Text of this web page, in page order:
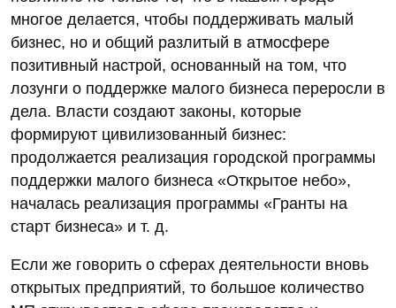
многое делается, чтобы поддерживать малый
бизнес, но и общий разлитый в атмосфере
позитивный настрой, основанный на том, что
лозунги о поддержке малого бизнеса переросли в
дела. Власти создают законы, которые
формируют цивилизованный бизнес:
продолжается реализация городской программы
поддержки малого бизнеса «Открытое небо»,
началась реализация программы «Гранты на
старт бизнеса» и т. д.
Если же говорить о сферах деятельности вновь
открытых предприятий, то большое количество